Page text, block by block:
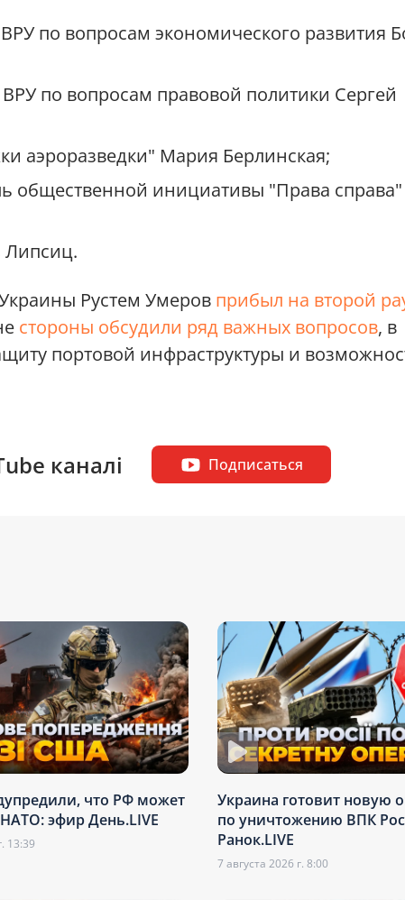
по вопросам экономического развития
по вопросам правовой политики Сергей
аэроразведки" Мария Берлинская;
общественной инициативы "Права справа"
Липсиц.
Рустем Умеров прибыл на второй
стороны обсудили ряд важных вопросов, в
портовой инфраструктуры и
каналі Подписаться
что РФ может
эфир День.LIVE
13:39
Украина готовит новую
по уничтожению ВПК
Ранок.LIVE
7 августа 2026 г. 8:00